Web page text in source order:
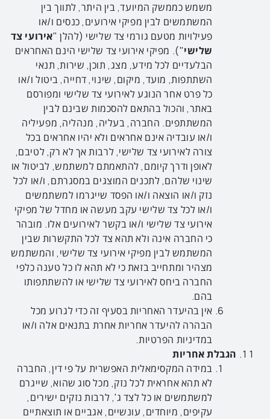
משמש כממשק המיועד, בין היתר, לתווך בין
המשתמשים לבין מפיקי אירועים, כנסים ו/או
פעילויות מטעם גורמי צד שלישי (להלן "אירועי צד
שלישי"). מפיקי אירועי צד שלישי הינם האחראים
הבלעדיים לכל מידע, מצג, תוכן, שירות, תנאי
השתתפות, מועד, מיקום, שינוי, דחייה, ביטול ו/או
כל פרט אחר הנוגע לאירועי צד שלישי ומפורסם
באתר, והכול בהתאם להסכמות שבינם לבין
המשתתפים. החברה, בעליה, מנהליה, מפעיליה
ו/או עובדיה אינם אחראים ולא יהיו אחראים בכל
צורה לאירועי צד שלישי, לרבות אך לא רק, לטיבם,
לאופן ודרך קיומם, להתאמתם למשתמש, לביטול או
שינוי שלהם, לתכנים המוצגים במסגרתם, ו/או לכל
נזק ו/או הוצאה ו/או הפסד שייגרמו למשתמשים
ו/או לכל צד שלישי עקב מעשה או מחדל של מפיקי
אירועי צד שלישי ו/או בקשר לאירועים אלו. מובהר
כי החברה אינה ולא תהא צד לכל התקשרות שבין
המשתמש לבין מפיקי אירועי צד שלישי, והמשתמש
מצהיר ומתחייב בזאת כי לא תהא לו כל טענה כלפי
החברה ביחס לאירועי צד שלישי או להשתתפותו
בהם.
אין בהיעדר האחריות בסעיף זה כדי לגרוע מכל
הבהרה להיעדר אחריות אחרת בתנאים אלה ו/או
במדיניות הפרטיות.
הגבלת אחריות
במידה המקסימאלית האפשרית על פי דין, החברה
לא תהא אחראית לכל נזק, מכל סוג שהוא, שייגרם
למשתמשים או כל לצד ג', לרבות נזקים ישירים,
עקיפים, מיוחדים, עונשיים, אגביים או תוצאתיים